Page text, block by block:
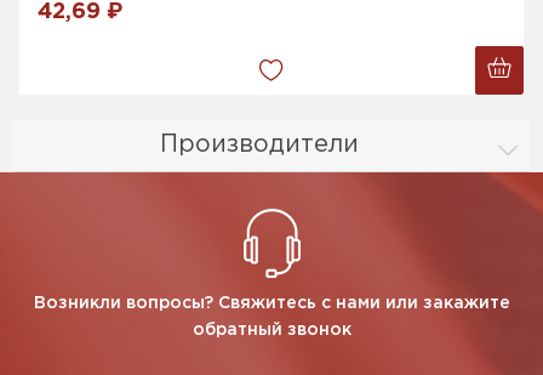
Производители
42,69 ₽
Возникли вопросы? Свяжитесь с нами или закажите
обратный звонок